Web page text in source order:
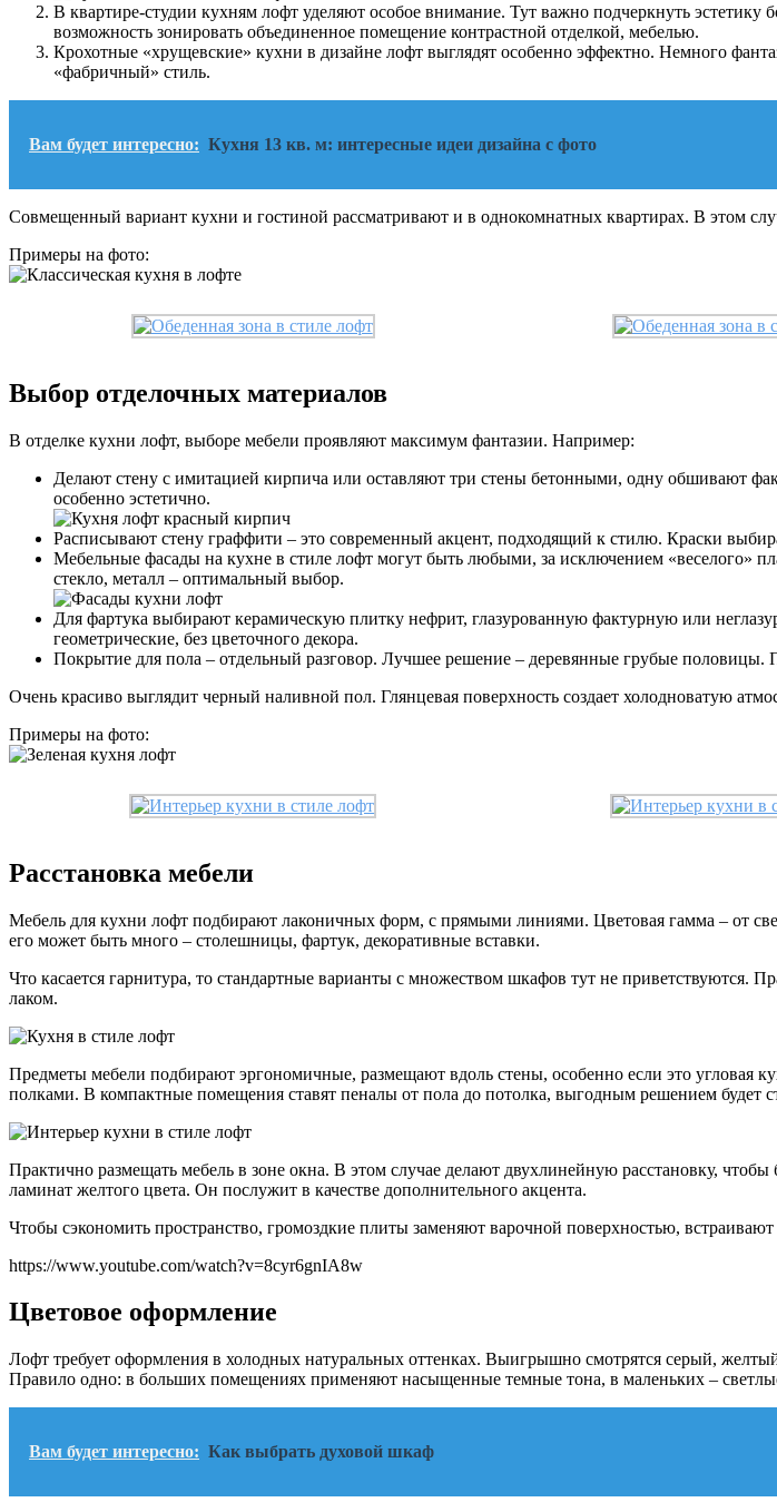
В квартире-студии кухням лофт уделяют особое внимание. Тут важно подчеркнуть
возможность зонировать объединенное помещение контрастной отделкой, мебелью.
Крохотные «хрущевские» кухни в дизайне лофт выглядят особенно эффектно. Немного
«фабричный» стиль.
Вам будет интересно: Кухня 13 кв. м: интересные идеи дизайна с фото
Совмещенный вариант кухни и гостиной рассматривают и в однокомнатных квартирах. В этом
Примеры на фото:
Выбор отделочных материалов
В отделке кухни лофт, выборе мебели проявляют максимум фантазии. Например:
Делают стену с имитацией кирпича или оставляют три стены бетонными, одну обшивают
особенно эстетично.
Расписывают стену граффити – это современный акцент, подходящий к стилю. Краски
Мебельные фасады на кухне в стиле лофт могут быть любыми, за исключением «веселого»
стекло, металл – оптимальный выбор.
Для фартука выбирают керамическую плитку нефрит, глазурованную фактурную или
геометрические, без цветочного декора.
Покрытие для пола – отдельный разговор. Лучшее решение – деревянные грубые
Очень красиво выглядит черный наливной пол. Глянцевая поверхность создает холодноватую
Примеры на фото:
Расстановка мебели
Мебель для кухни лофт подбирают лаконичных форм, с прямыми линиями. Цветовая гамма – от
его может быть много – столешницы, фартук, декоративные вставки.
Что касается гарнитура, то стандартные варианты с множеством шкафов тут не приветствуются.
лаком.
Предметы мебели подбирают эргономичные, размещают вдоль стены, особенно если это
полками. В компактные помещения ставят пеналы от пола до потолка, выгодным решением будет
Практично размещать мебель в зоне окна. В этом случае делают двухлинейную расстановку,
ламинат желтого цвета. Он послужит в качестве дополнительного акцента.
Чтобы сэкономить пространство, громоздкие плиты заменяют варочной поверхностью,
https://www.youtube.com/watch?v=8cyr6gnIA8w
Цветовое оформление
Лофт требует оформления в холодных натуральных оттенках. Выигрышно смотрятся серый,
Правило одно: в больших помещениях применяют насыщенные темные тона, в маленьких –
Вам будет интересно: Как выбрать духовой шкаф